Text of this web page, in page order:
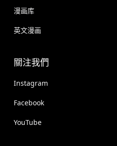
漫画库
英文漫画
關注我們
Instagram
Facebook
YouTube